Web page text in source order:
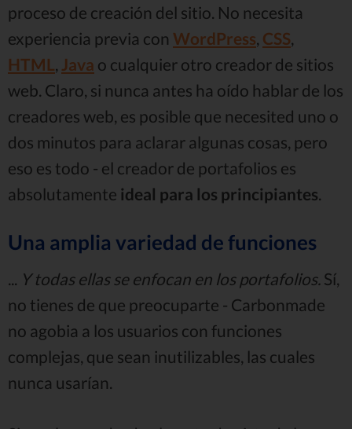
proceso de creación del sitio. No necesita
experiencia previa con WordPress, CSS,
HTML, Java o cualquier otro creador de sitios
web. Claro, si nunca antes ha oído hablar de los
creadores web, es posible que necesited uno o
dos minutos para aclarar algunas cosas, pero
eso es todo - el creador de portafolios es
absolutamente ideal para los principiantes.
Una amplia variedad de funciones
... Y todas ellas se enfocan en los portafolios. Sí,
no tienes de que preocuparte - Carbonmade
no agobia a los usuarios con funciones
complejas, que sean inutilizables, las cuales
nunca usarían.